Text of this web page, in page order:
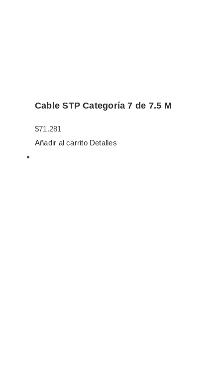
Cable STP Categoría 7 de 7.5 M
$71.281
Añadir al carrito Detalles